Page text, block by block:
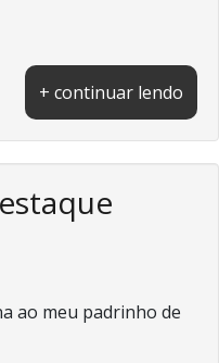
+ continuar lendo
ao meu padrinho de